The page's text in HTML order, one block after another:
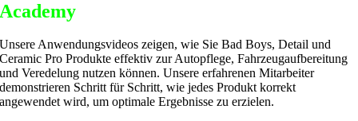
Academy
Unsere Anwendungsvideos zeigen, wie Sie Bad Boys, Detail und
Ceramic Pro Produkte effektiv zur Autopflege, Fahrzeugaufbereitung
und Veredelung nutzen können. Unsere erfahrenen Mitarbeiter
demonstrieren Schritt für Schritt, wie jedes Produkt korrekt
angewendet wird, um optimale Ergebnisse zu erzielen.